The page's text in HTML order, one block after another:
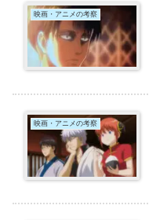
映画・アニメの考察
映画・アニメの考察